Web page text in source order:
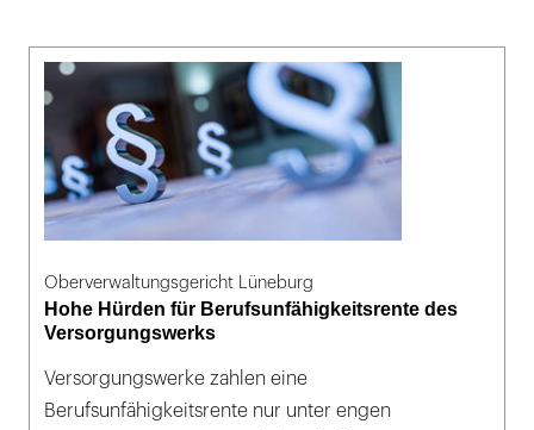
Oberverwaltungsgericht Lüneburg
Hohe Hürden für Berufsunfähigkeitsrente des
Versorgungswerks
Versorgungswerke zahlen eine
Berufsunfähigkeitsrente nur unter engen